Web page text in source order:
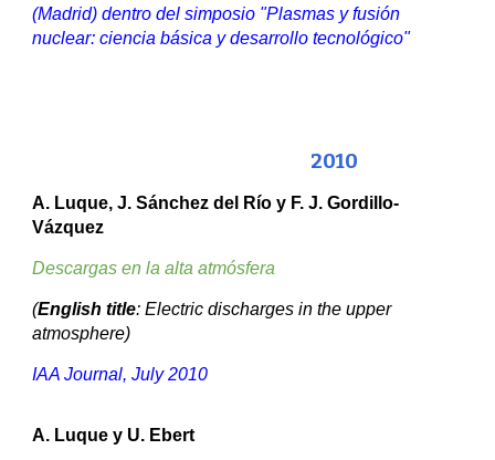
(Madrid) dentro del simposio "Plasmas y fusión
nuclear: ciencia básica y desarrollo tecnológico"
2010
A. Luque, J. Sánchez del Río y F. J. Gordillo-
Vázquez
Descargas en la alta atmósfera
(English title: Electric discharges in the upper
atmosphere)
IAA Journal, July 2010
A. Luque y U. Ebert